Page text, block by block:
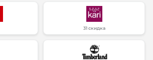
31 скидка